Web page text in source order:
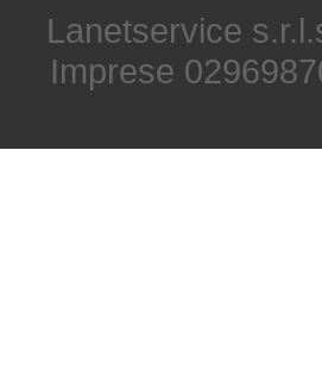
Lanetservice
Imprese